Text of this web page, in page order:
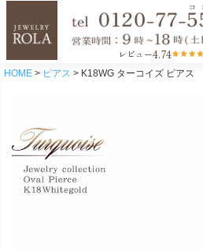
レビュー4.74
HOME ピアス K18WG ターコイズ ピアス